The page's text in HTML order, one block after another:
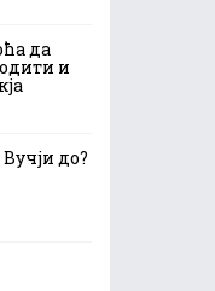
да
и
до?